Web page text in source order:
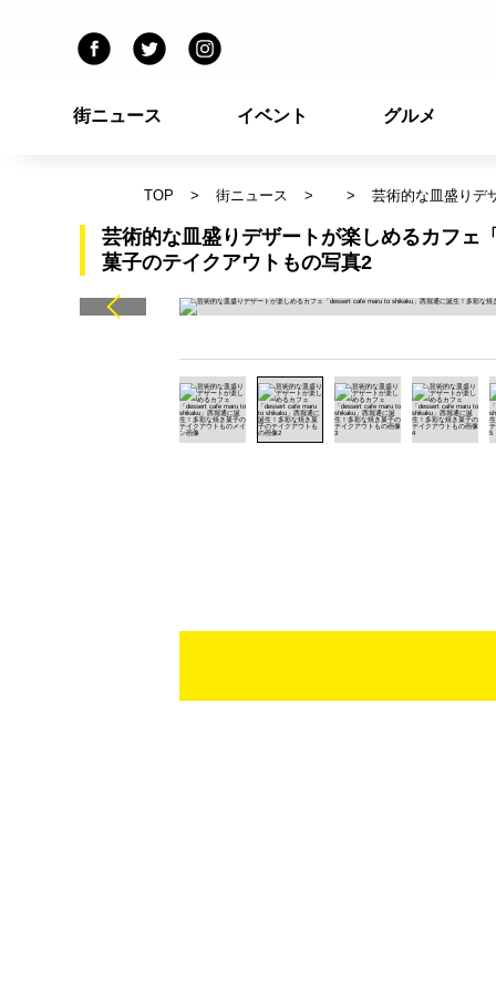
街ニュース イベント グルメ
TOP 街ニュース 芸術的な皿盛りデ
芸術的な皿盛りデザートが楽しめるカフ
菓子のテイクアウトもの写真2